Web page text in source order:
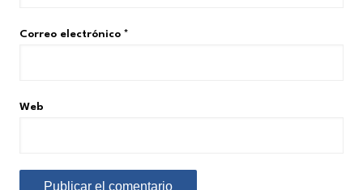
Correo electrónico *
Web